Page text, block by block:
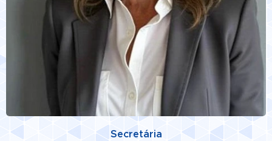
Secretária